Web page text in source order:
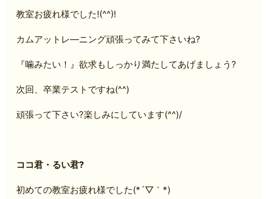
教室お疲れ様でした!(^^)!
カムアットレ―ニング頑張ってみて下さいね?
『噛みたい！』欲求もしっかり満たしてあげましょう?
次回、卒業テストですね(^^)
頑張って下さい?楽しみにしています(^^)/
ココ君・るい君?
初めての教室お疲れ様でした(*´▽｀*)